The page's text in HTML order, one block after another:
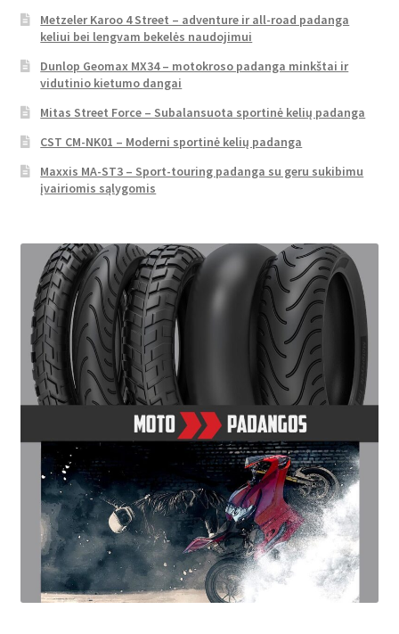
Metzeler Karoo 4 Street – adventure ir all-road padanga
keliui bei lengvam bekelės naudojimui
Dunlop Geomax MX34 – motokroso padanga minkštai ir
vidutinio kietumo dangai
Mitas Street Force – Subalansuota sportinė kelių padanga
CST CM-NK01 – Moderni sportinė kelių padanga
Maxxis MA-ST3 – Sport-touring padanga su geru sukibimu
įvairiomis sąlygomis